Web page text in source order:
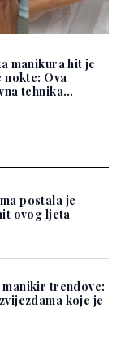
manikura hit je
nokte: Ova
tehnika
prste
postala je
ovog ljeta
trendove:
koje je